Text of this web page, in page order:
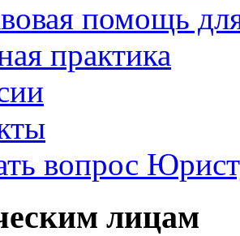
помощь
практика
вопрос
лицам